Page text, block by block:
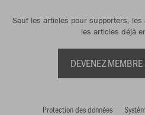
Sauf les articles pour supporters,
les articles déjà
DEVENEZ
Protection des données